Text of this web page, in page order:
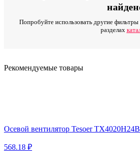
Попробуйте использовать другие
разделах
Рекомендуемые товары
Осевой вентилятор Tesoer
568.18 ₽